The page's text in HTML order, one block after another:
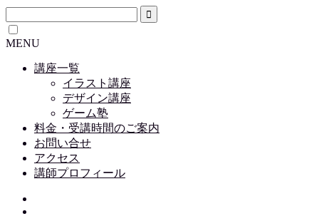
MENU
講座一覧
イラスト講座
デザイン講座
ゲーム塾
料金・受講時間のご案内
お問い合せ
アクセス
講師プロフィール